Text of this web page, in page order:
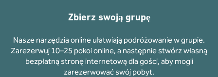
Zbierz swoją grupę
Nasze narzędzia online ułatwiają podróżowanie w grupie.
Zarezerwuj 10–25 pokoi online, a następnie stwórz własną
bezpłatną stronę internetową dla gości, aby mogli
zarezerwować swój pobyt.